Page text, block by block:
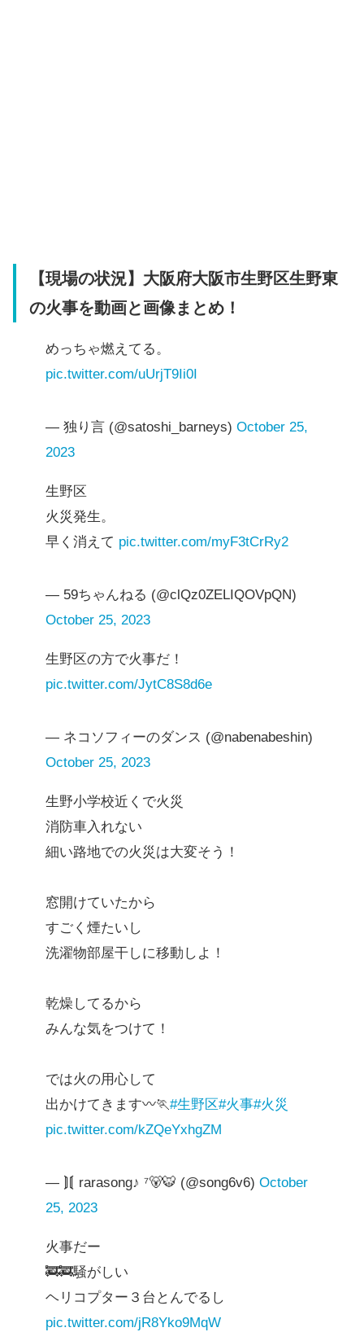
【現場の状況】大阪府大阪市生野区生野東
の火事を動画と画像まとめ！
めっちゃ燃えてる。
pic.twitter.com/uUrjT9Ii0I
— 独り言 (@satoshi_barneys) October 25,
2023
生野区
火災発生。
早く消えて pic.twitter.com/myF3tCrRy2
— 59ちゃんねる (@clQz0ZELIQOVpQN)
October 25, 2023
生野区の方で火事だ！
pic.twitter.com/JytC8S8d6e
— ネコソフィーのダンス (@nabenabeshin)
October 25, 2023
生野小学校近くで火災
消防車入れない
細い路地での火災は大変そう！
窓開けていたから
すごく煙たいし
洗濯物部屋干しに移動しよ！
乾燥してるから
みんな気をつけて！
では火の用心して
出かけてきます〰🏃#生野区#火事#火災
pic.twitter.com/kZQeYxhgZM
— ⟭⟬ rarasong♪ ⁷🐻🐯 (@song6v6) October
25, 2023
火事だー
🚒🚒騒がしい
ヘリコプター３台とんでるし
pic.twitter.com/jR8Yko9MqW